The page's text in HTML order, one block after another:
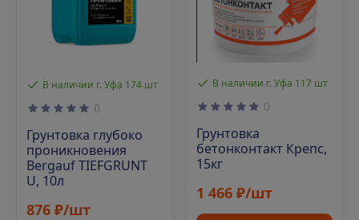
В наличии г. Уфа 174 шт
0
Грунтовка глубоко
проникновения
Bergauf TIEFGRUNT
U, 10л
876 ₽/шт
В наличии г. Уфа 117 шт
0
Грунтовка
бетонконтакт Крепс,
15кг
1 466 ₽/шт